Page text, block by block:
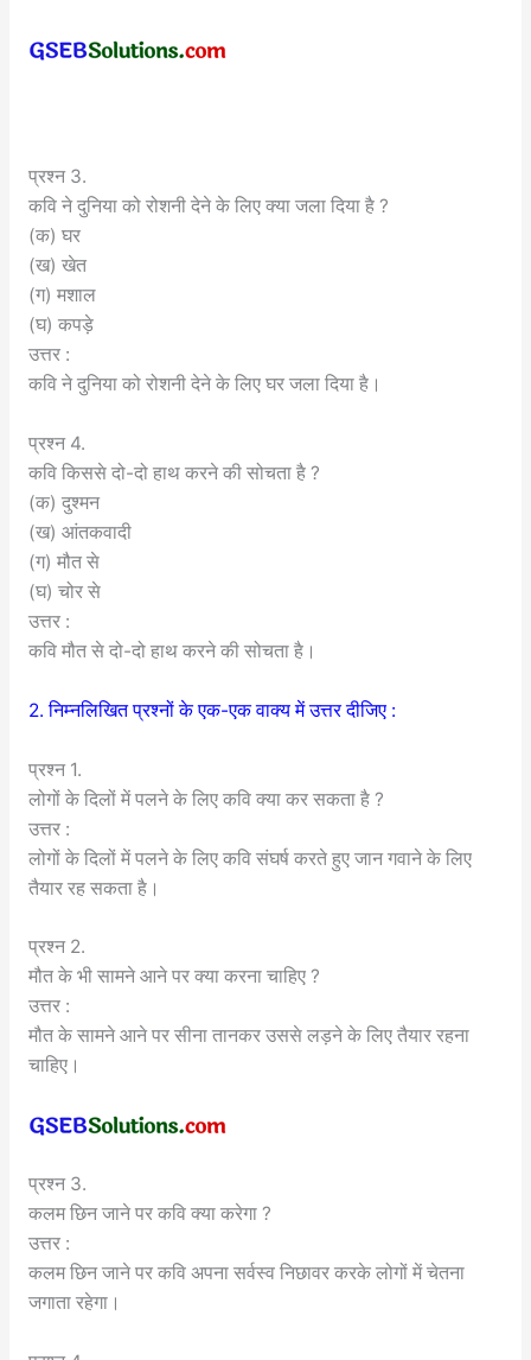
प्रश्न 3.
कवि ने दुनिया को रोशनी देने के लिए क्या जला दिया है ?
(क) घर
(ख) खेत
(ग) मशाल
(घ) कपड़े
उत्तर :
कवि ने दुनिया को रोशनी देने के लिए घर जला दिया है।
प्रश्न 4.
कवि किससे दो-दो हाथ करने की सोचता है ?
(क) दुश्मन
(ख) आंतकवादी
(ग) मौत से
(घ) चोर से
उत्तर :
कवि मौत से दो-दो हाथ करने की सोचता है।
2. निम्नलिखित प्रश्नों के एक-एक वाक्य में उत्तर दीजिए :
प्रश्न 1.
लोगों के दिलों में पलने के लिए कवि क्या कर सकता है ?
उत्तर :
लोगों के दिलों में पलने के लिए कवि संघर्ष करते हुए जान गवाने के लिए
तैयार रह सकता है।
प्रश्न 2.
मौत के भी सामने आने पर क्या करना चाहिए ?
उत्तर :
मौत के सामने आने पर सीना तानकर उससे लड़ने के लिए तैयार रहना
चाहिए।
प्रश्न 3.
कलम छिन जाने पर कवि क्या करेगा ?
उत्तर :
कलम छिन जाने पर कवि अपना सर्वस्व निछावर करके लोगों में चेतना
जगाता रहेगा।